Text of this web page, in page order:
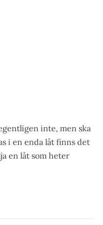
inte, men ska
i en enda låt finns det
en låt som heter